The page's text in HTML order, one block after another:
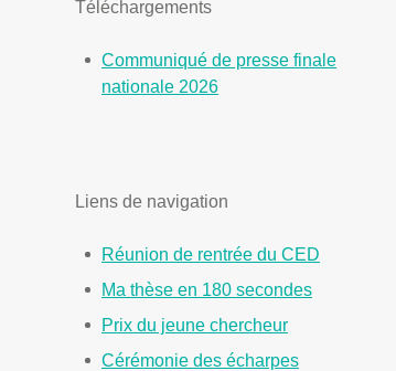
Téléchargements
Communiqué de presse finale
nationale 2026
Liens de navigation
Réunion de rentrée du CED
Ma thèse en 180 secondes
Prix du jeune chercheur
Cérémonie des écharpes